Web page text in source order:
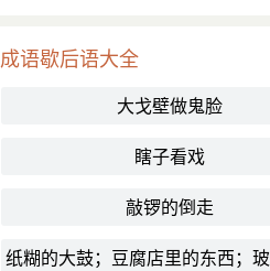
成语歇后语大全
大戈壁做鬼脸
瞎子看戏
敲锣的倒走
纸糊的大鼓；豆腐店里的东西；玻